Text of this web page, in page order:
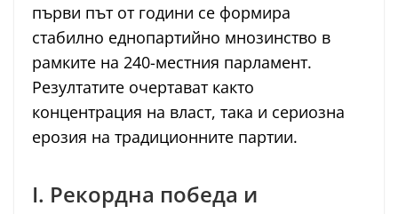
първи път от години се формира
стабилно еднопартийно мнозинство в
рамките на 240-местния парламент.
Резултатите очертават както
концентрация на власт, така и сериозна
ерозия на традиционните партии.
I. Рекордна победа и